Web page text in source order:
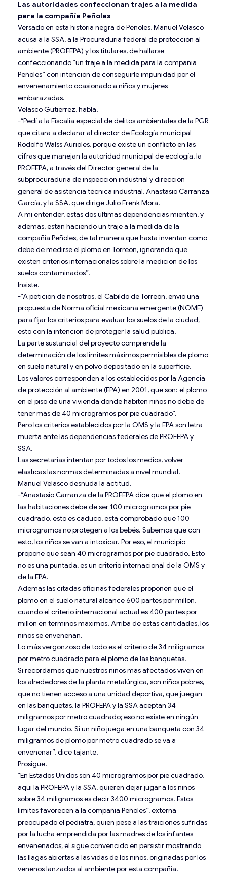
Las autoridades confeccionan trajes a la medida
para la compañía Peñoles
Versado en esta historia negra de Peñoles, Manuel Velasco
acusa a la SSA, a la Procuraduría federal de protección al
ambiente (PROFEPA) y los titulares, de hallarse
confeccionando “un traje a la medida para la compañía
Peñoles” con intención de conseguirle impunidad por el
envenenamiento ocasionado a niños y mujeres
embarazadas.
Velasco Gutiérrez, habla.
-“Pedí a la Fiscalía especial de delitos ambientales de la PGR
que citara a declarar al director de Ecología municipal
Rodolfo Walss Aurioles, porque existe un conflicto en las
cifras que manejan la autoridad municipal de ecología, la
PROFEPA, a través del Director general de la
subprocuraduría de inspección industrial y dirección
general de asistencia técnica industrial, Anastasio Carranza
García, y la SSA, que dirige Julio Frenk Mora.
A mi entender, estas dos últimas dependencias mienten, y
además, están haciendo un traje a la medida de la
compañía Peñoles; de tal manera que hasta inventan como
debe de medirse el plomo en Torreón, ignorando que
existen criterios internacionales sobre la medición de los
suelos contaminados”.
Insiste.
-“A petición de nosotros, el Cabildo de Torreón, envió una
propuesta de Norma oficial mexicana emergente (NOME)
para fijar los criterios para evaluar los suelos de la ciudad;
esto con la intención de proteger la salud pública.
La parte sustancial del proyecto comprende la
determinación de los límites máximos permisibles de plomo
en suelo natural y en polvo depositado en la superficie.
Los valores corresponden a los establecidos por la Agencia
de protección al ambiente (EPA) en 2001, que son: el plomo
en el piso de una vivienda donde habiten niños no debe de
tener más de 40 microgramos por pie cuadrado”.
Pero los criterios establecidos por la OMS y la EPA son letra
muerta ante las dependencias federales de PROFEPA y
SSA.
Las secretarías intentan por todos los medios, volver
elásticas las normas determinadas a nivel mundial.
Manuel Velasco desnuda la actitud.
-“Anastasio Carranza de la PROFEPA dice que el plomo en
las habitaciones debe de ser 100 microgramos por pie
cuadrado, esto es caduco, está comprobado que 100
microgramos no protegen a los bebés. Sabemos que con
esto, los niños se van a intoxicar. Por eso, el municipio
propone que sean 40 microgramos por pie cuadrado. Esto
no es una puntada, es un criterio internacional de la OMS y
de la EPA.
Además las citadas oficinas federales proponen que el
plomo en el suelo natural alcance 600 partes por millón,
cuando el criterio internacional actual es 400 partes por
millón en términos máximos. Arriba de estas cantidades, los
niños se envenenan.
Lo más vergonzoso de todo es el criterio de 34 miligramos
por metro cuadrado para el plomo de las banquetas.
Si recordamos que nuestros niños más afectados viven en
los alrededores de la planta metalúrgica, son niños pobres,
que no tienen acceso a una unidad deportiva, que juegan
en las banquetas, la PROFEPA y la SSA aceptan 34
miligramos por metro cuadrado; eso no existe en ningún
lugar del mundo. Si un niño juega en una banqueta con 34
miligramos de plomo por metro cuadrado se va a
envenenar”, dice tajante.
Prosigue.
“En Estados Unidos son 40 microgramos por pie cuadrado,
aquí la PROFEPA y la SSA, quieren dejar jugar a los niños
sobre 34 miligramos es decir 3400 microgramos. Estos
límites favorecen a la compañía Peñoles”, externa
preocupado el pediatra; quien pese a las traiciones sufridas
por la lucha emprendida por las madres de los infantes
envenenados; él sigue convencido en persistir mostrando
las llagas abiertas a las vidas de los niños, originadas por los
venenos lanzados al ambiente por esta compañía.